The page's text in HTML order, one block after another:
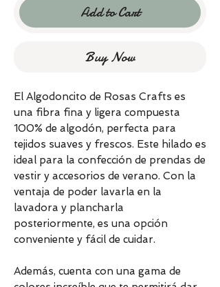
Add to Cart
Buy Now
El Algodoncito de Rosas Crafts es
una fibra fina y ligera compuesta
100% de algodón, perfecta para
tejidos suaves y frescos. Este hilado es
ideal para la confección de prendas de
vestir y accesorios de verano. Con la
ventaja de poder lavarla en la
lavadora y plancharla
posteriormente, es una opción
conveniente y fácil de cuidar.
Además, cuenta con una gama de